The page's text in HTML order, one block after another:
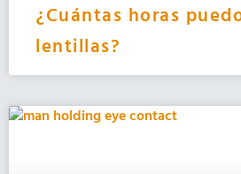
¿Cuántas horas
lentillas?